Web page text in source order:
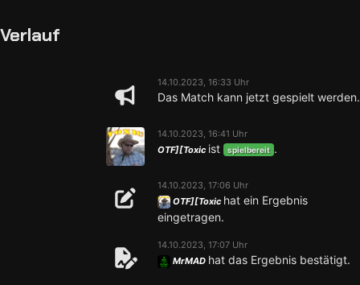
Verlauf
14.10.2023, 16:33 Uhr
Das Match kann jetzt gespielt werden.
14.10.2023, 16:41 Uhr
OTF][Toxic ist spielbereit .
14.10.2023, 17:06 Uhr
OTF][Toxic hat ein Ergebnis
eingetragen.
14.10.2023, 17:07 Uhr
MrMAD hat das Ergebnis bestätigt.